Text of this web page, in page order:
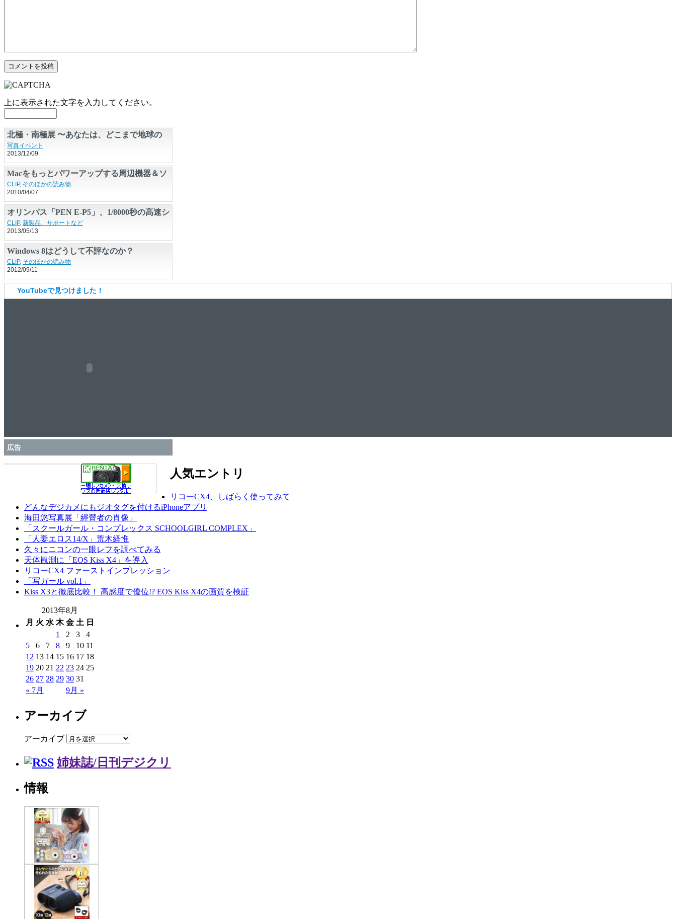
上に表示された文字を入力してください。
北極・南極展 〜あなたは、どこまで地球の
ことを知っていますか？〜
写真イベント
2013/12/09
Macをもっとパワーアップする周辺機器＆ソ
フト16選
CLIP, そのほかの読み物
2010/04/07
オリンパス「PEN E-P5」、1/8000秒の高速シ
ャッターとWi-Fiに対応
CLIP, 新製品、サポートなど
2013/05/13
Windows 8はどうして不評なのか？
CLIP, そのほかの読み物
2012/09/11
YouTubeで見つけました！
広告
人気エントリ
リコーCX4、しばらく使ってみて
どんなデジカメにもジオタグを付けるiPhoneアプリ
海田悠写真展「經營者の肖像」
「スクールガール・コンプレックス SCHOOLGIRL COMPLEX」
「人妻エロス14/X」荒木経惟
久々にニコンの一眼レフを調べてみる
天体観測に「EOS Kiss X4」を導入
リコーCX4 ファーストインプレッション
「写ガール vol.1」
Kiss X3と徹底比較！ 高感度で優位!? EOS Kiss X4の画質を検証
2013年8月
月 火 水 木 金 土 日
« 7月 9月 »
1 2 3
4
5
6 7 8 9 10 11
12 13 14 15 16 17 18
19 20 21 22 23 24 25
26 27 28 29 30 31
アーカイブ
アーカイブ
姉妹誌/日刊デジクリ
情報